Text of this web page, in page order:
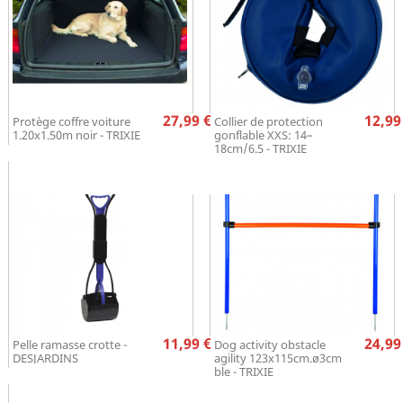
Protège coffre voiture
1.20x1.50m noir - TRIXIE
Prix
27,99 € Collier de protection
gonflable XXS: 14–
18cm/6.5 - TRIXIE
Pelle ramasse crotte -
DESJARDINS
Prix
11,99 € Dog activity obstacle
agility 123x115cm.ø3cm
ble - TRIXIE